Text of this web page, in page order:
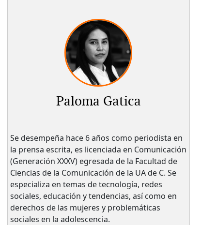
Paloma Gatica
Se desempeña hace 6 años como periodista en
la prensa escrita, es licenciada en Comunicación
(Generación XXXV) egresada de la Facultad de
Ciencias de la Comunicación de la UA de C. Se
especializa en temas de tecnología, redes
sociales, educación y tendencias, así como en
derechos de las mujeres y problemáticas
sociales en la adolescencia.